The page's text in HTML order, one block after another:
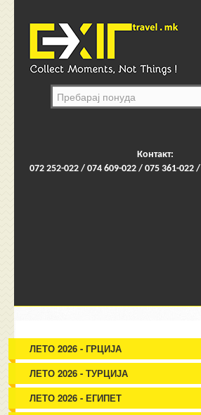
Контакт:
072 252-022 / 074 609-022 / 075 361-022 /
ЛЕТО 2026 - ГРЦИЈА
ЛЕТО 2026 - ТУРЦИЈА
ЛЕТО 2026 - ЕГИПЕТ